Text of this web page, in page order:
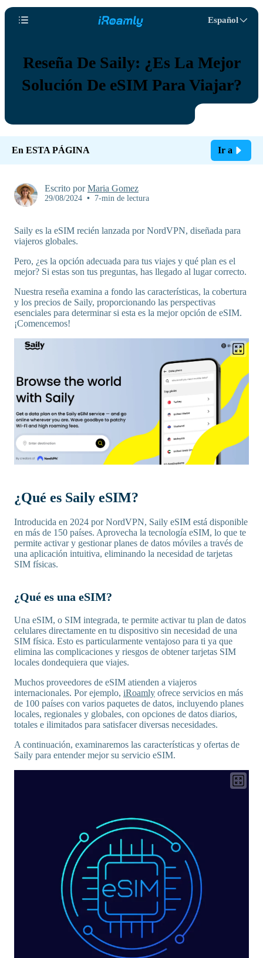
Español
Reseña De Saily: ¿Es La Mejor
Solución De eSIM Para Viajar?
En ESTA PÁGINA Ir a
Escrito porMaria Gomez
29/08/2024 • 7-min de lectura
Saily es la eSIM recién lanzada por NordVPN, diseñada para
viajeros globales.
Pero, ¿es la opción adecuada para tus viajes y qué plan es el
mejor? Si estas son tus preguntas, has llegado al lugar correcto.
Nuestra reseña examina a fondo las características, la cobertura
y los precios de Saily, proporcionando las perspectivas
esenciales para determinar si esta es la mejor opción de eSIM.
¡Comencemos!
¿Qué es Saily eSIM?
Introducida en 2024 por NordVPN, Saily eSIM está disponible
en más de 150 países. Aprovecha la tecnología eSIM, lo que te
permite activar y gestionar planes de datos móviles a través de
una aplicación intuitiva, eliminando la necesidad de tarjetas
SIM físicas.
¿Qué es una eSIM?
Una eSIM, o SIM integrada, te permite activar tu plan de datos
celulares directamente en tu dispositivo sin necesidad de una
SIM física. Esto es particularmente ventajoso para ti ya que
elimina las complicaciones y riesgos de obtener tarjetas SIM
locales dondequiera que viajes.
Muchos proveedores de eSIM atienden a viajeros
internacionales. Por ejemplo, iRoamly ofrece servicios en más
de 100 países con varios paquetes de datos, incluyendo planes
locales, regionales y globales, con opciones de datos diarios,
totales e ilimitados para satisfacer diversas necesidades.
A continuación, examinaremos las características y ofertas de
Saily para entender mejor su servicio eSIM.